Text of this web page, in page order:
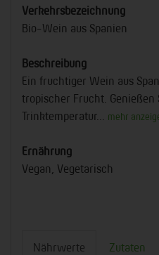
Verkehrsbezeichnung
Bio-Wein aus Spanien
Beschreibung
Ein fruchtiger Wein aus
tropischer Frucht. Genießen
Trinktemperatur...
mehr
Ernährung
Vegan, Vegetarisch
Nährwerte Zutaten